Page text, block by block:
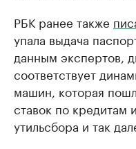
РБК ранее также
упала выдача
данным экспертов,
соответствует
машин, которая
ставок по кредитам
утильсбора и так